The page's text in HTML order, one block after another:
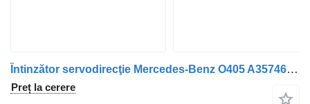
Întinzător servodirecţie Mercedes-Benz O405 A3574603205 pentru autobuz Mercedes-Benz O405
Preț la cerere